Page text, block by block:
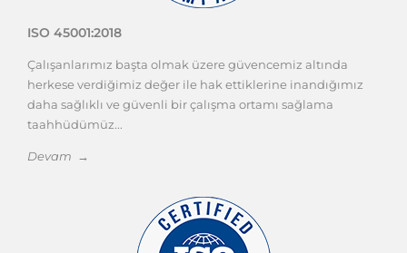
ISO 45001:2018
Çalışanlarımız başta olmak üzere güvencemiz altında
herkese verdiğimiz değer ile hak ettiklerine inandığımız
daha sağlıklı ve güvenli bir çalışma ortamı sağlama
taahhüdümüz...
Devam →